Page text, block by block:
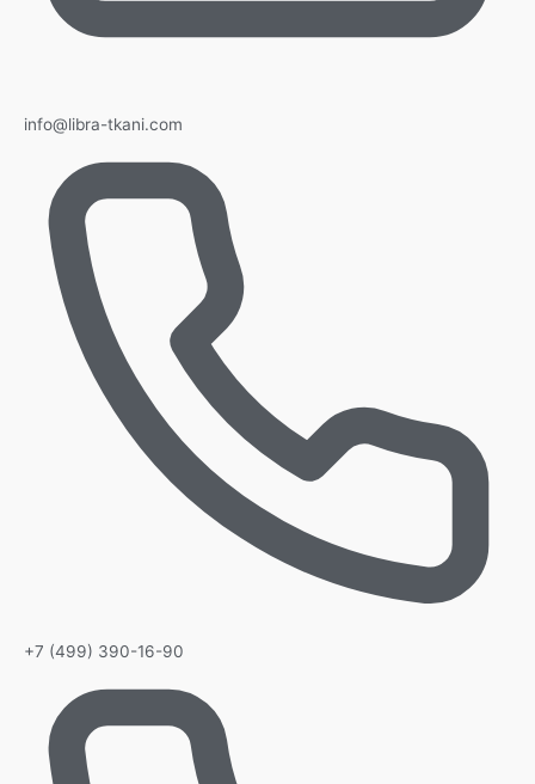
info@libra-tkani.com
+7 (499) 390-16-90